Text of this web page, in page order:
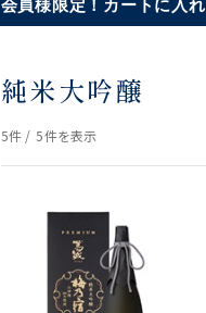
会員様限定！カートに入
純米大吟醸
5件 / 5件を表示